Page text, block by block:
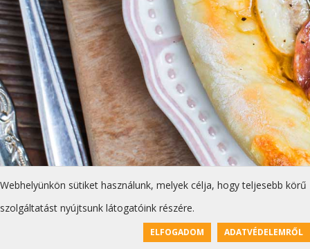
Webhelyünkön sütiket használunk, melyek célja, hogy teljesebb körű
szolgáltatást nyújtsunk látogatóink részére.
ELFOGADOM ADATVÉDELEMRŐL